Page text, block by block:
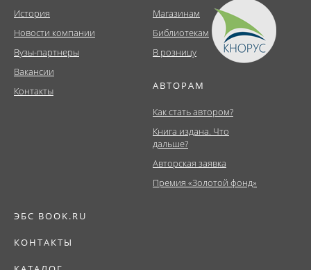
История
Новости компании
Вузы-партнеры
Вакансии
Контакты
Магазинам
Библиотекам
В розницу
АВТОРАМ
Как стать автором?
Книга издана. Что
дальше?
Авторская заявка
Премия «Золотой фонд»
ЭБС BOOK.RU
КОНТАКТЫ